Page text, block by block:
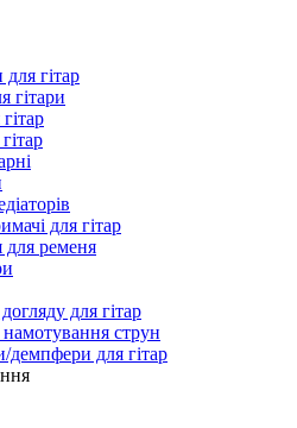
гітар
гітари
для гітар
для ременя
для гітар
струн
демпфери для гітар